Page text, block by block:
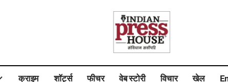
क्राइम शॉर्ट्स फीचर वेब स्टोरी विचार खेल